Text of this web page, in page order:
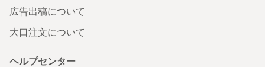
広告出稿について
大口注文について
ヘルプセンター